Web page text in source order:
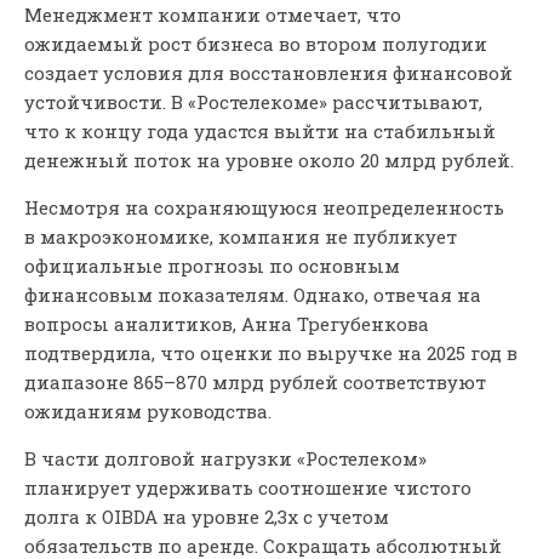
Менеджмент компании отмечает, что
ожидаемый рост бизнеса во втором полугодии
создает условия для восстановления финансовой
устойчивости. В «Ростелекоме» рассчитывают,
что к концу года удастся выйти на стабильный
денежный поток на уровне около 20 млрд рублей.
Несмотря на сохраняющуюся неопределенность
в макроэкономике, компания не публикует
официальные прогнозы по основным
финансовым показателям. Однако, отвечая на
вопросы аналитиков, Анна Трегубенкова
подтвердила, что оценки по выручке на 2025 год в
диапазоне 865–870 млрд рублей соответствуют
ожиданиям руководства.
В части долговой нагрузки «Ростелеком»
планирует удерживать соотношение чистого
долга к OIBDA на уровне 2,3х с учетом
обязательств по аренде. Сокращать абсолютный